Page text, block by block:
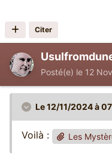
Citer
Posté(e) le 12
Le 12/11/2024 à
Voilà : Les